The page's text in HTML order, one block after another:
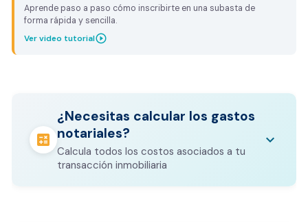
Aprende paso a paso cómo inscribirte en una subasta de
forma rápida y sencilla.
Ver video tutorialplay_circle_outline
calculate
¿Necesitas calcular los gastos
notariales?
Calcula todos los costos asociados a tu
transacción inmobiliaria
keyboard_arrow_down